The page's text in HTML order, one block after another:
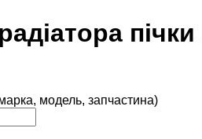
пічки
модель, запчастина)